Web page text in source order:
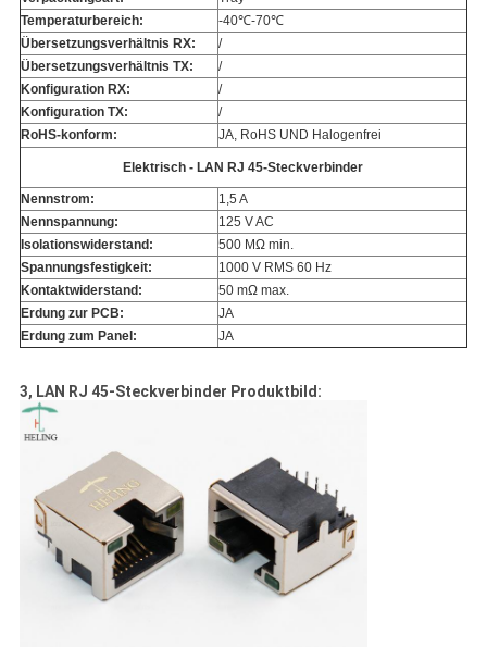
Temperaturbereich:
-40℃-70℃
Übersetzungsverhältnis RX:
/
Übersetzungsverhältnis TX:
/
Konfiguration RX:
/
Konfiguration TX:
/
RoHS-konform:
JA, RoHS UND Halogenfrei
Elektrisch - LAN RJ 45-Steckverbinder
Nennstrom:
1,5 A
Nennspannung:
125 V AC
Isolationswiderstand:
500 MΩ min.
Spannungsfestigkeit:
1000 V RMS 60 Hz
Kontaktwiderstand:
50 mΩ max.
Erdung zur PCB:
JA
Erdung zum Panel:
JA
3, LAN RJ 45-Steckverbinder Produktbild: